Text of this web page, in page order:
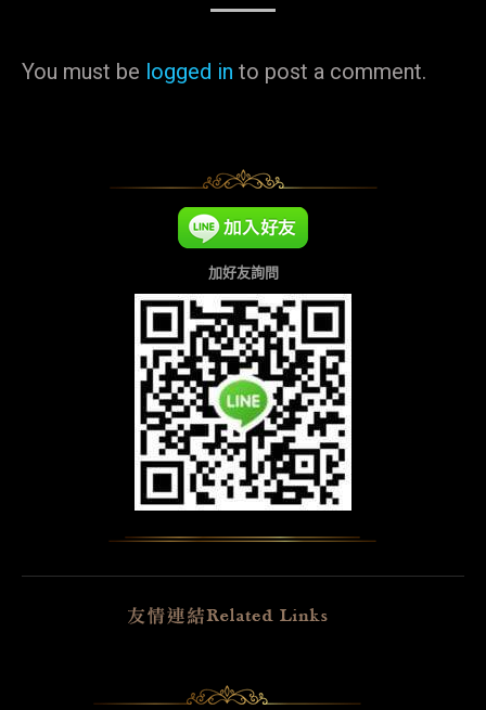
You must be logged in to post a comment.
加好友詢問